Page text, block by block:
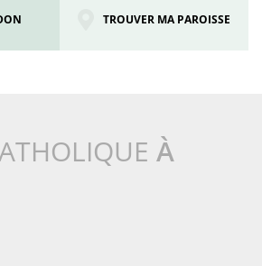
TROUVER MA PAROISSE
À